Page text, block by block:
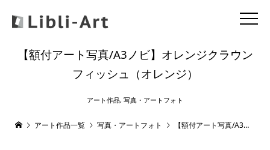
【額付アート写真/A3ノビ】オレンジクラウン
フィッシュ（オレンジ）
アート作品, 写真・アートフォト
アート作品一覧 写真・アートフォト 【額付アート写真/A3ノビ】オレンジクラウンフィッシュ（オレンジ）